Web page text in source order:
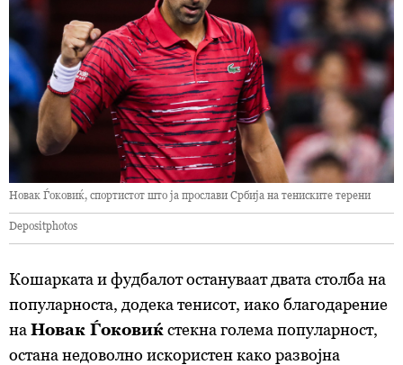
Новак Ѓоковиќ, спортистот што ја прослави Србија на тениските терени
Depositphotos
Кошарката и фудбалот остануваат двата столба на
популарноста, додека тенисот, иако благодарение
на Новак Ѓоковиќ стекна голема популарност,
остана недоволно искористен како развојна